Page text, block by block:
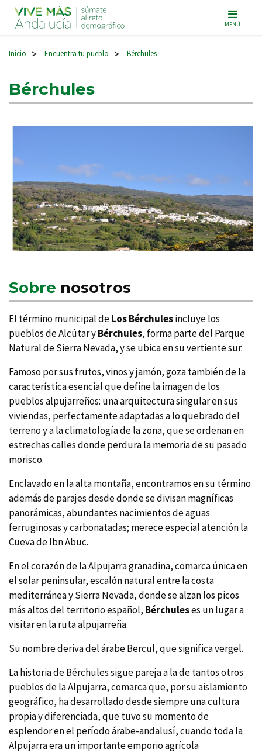
Navegación principal MENÚ
Inicio > Encuentra tu pueblo > Bérchules
Bérchules
Sobre nosotros
El término municipal deLos Bérchulesincluye los
pueblos de Alcútar yBérchules, forma parte del Parque
Natural de Sierra Nevada, y se ubica en su vertiente sur.
Famoso por sus frutos, vinos y jamón, goza también de la
caracterí­stica esencial que define la imagen de los
pueblos alpujarreños: una arquitectura singular en sus
viviendas, perfectamente adaptadas a lo quebrado del
terreno y a la climatologí­a de la zona, que se ordenan en
estrechas calles donde perdura la memoria de su pasado
morisco.
Enclavado en la alta montaña, encontramos en su término
además de parajes desde donde se divisan magní­ficas
panorámicas, abundantes nacimientos de aguas
ferruginosas y carbonatadas; merece especial atención la
Cueva de Ibn Abuc.
En el corazón de la Alpujarra granadina, comarca única en
el solar peninsular, escalón natural entre la costa
mediterránea y Sierra Nevada, donde se alzan los picos
más altos del territorio español, Bérchuleses un lugar a
visitar en la ruta alpujarreña.
Su nombre deriva del árabe Bercul, que significa vergel.
La historia de Bérchules sigue pareja a la de tantos otros
pueblos de la Alpujarra, comarca que, por su aislamiento
geográfico, ha desarrollado desde siempre una cultura
propia y diferenciada, que tuvo su momento de
esplendor en el perí­odo árabe-andalusí­, cuando toda la
Alpujarra era un importante emporio agrí­cola